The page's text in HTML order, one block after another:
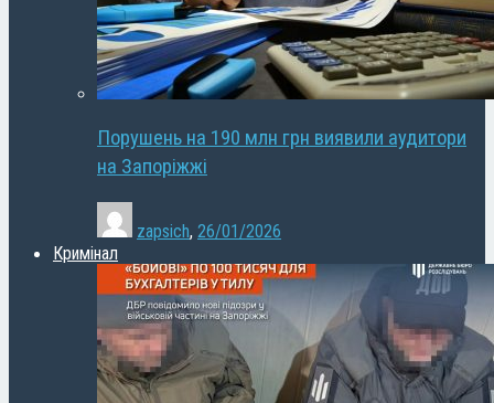
Порушень на 190 млн грн виявили аудитори
на Запоріжжі
zapsich, 26/01/2026
Кримінал